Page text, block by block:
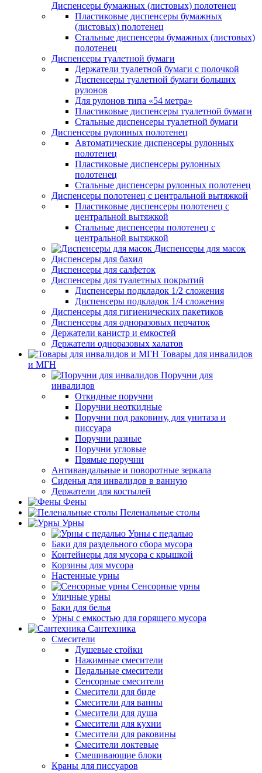
Диспенсеры бумажных (листовых) полотенец
Пластиковые диспенсеры бумажных
(листовых) полотенец
Стальные диспенсеры бумажных (листовых)
полотенец
Диспенсеры туалетной бумаги
Держатели туалетной бумаги с полочкой
Диспенсеры туалетной бумаги больших
рулонов
Для рулонов типа «54 метра»
Пластиковые диспенсеры туалетной бумаги
Стальные диспенсеры туалетной бумаги
Диспенсеры рулонных полотенец
Автоматические диспенсеры рулонных
полотенец
Пластиковые диспенсеры рулонных
полотенец
Стальные диспенсеры рулонных полотенец
Диспенсеры полотенец с центральной вытяжкой
Пластиковые диспенсеры полотенец с
центральной вытяжкой
Стальные диспенсеры полотенец с
центральной вытяжкой
Диспенсеры для масок
Диспенсеры для бахил
Диспенсеры для салфеток
Диспенсеры для туалетных покрытий
Диспенсеры подкладок 1/2 сложения
Диспенсеры подкладок 1/4 сложения
Диспенсеры для гигиенических пакетиков
Диспенсеры для одноразовых перчаток
Держатели канистр и емкостей
Держатели одноразовых халатов
Товары для инвалидов
и МГН
Поручни для
инвалидов
Откидные поручни
Поручни неоткидные
Поручни под раковину, для унитаза и
писсуара
Поручни разные
Поручни угловые
Прямые поручни
Антивандальные и поворотные зеркала
Сиденья для инвалидов в ванную
Держатели для костылей
Фены
Пеленальные столы
Урны
Урны с педалью
Баки для раздельного сбора мусора
Контейнеры для мусора с крышкой
Корзины для мусора
Настенные урны
Сенсорные урны
Уличные урны
Баки для белья
Урны с емкостью для горящего мусора
Сантехника
Смесители
Душевые стойки
Нажимные смесители
Педальные смесители
Сенсорные смесители
Смесители для биде
Смесители для ванны
Смесители для душа
Смесители для кухни
Смесители для раковины
Смесители локтевые
Смешивающие блоки
Краны для писсуаров